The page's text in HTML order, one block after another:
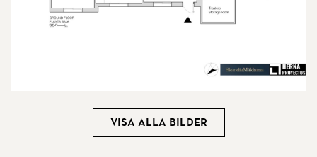
Visa alla bilder